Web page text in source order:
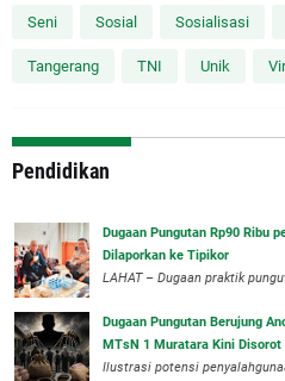
Seni Sosial Sosialisasi
Tangerang TNI Unik
Pendidikan
Dugaan Pungutan Rp90 Ribu
Dilaporkan ke Tipikor
LAHAT – Dugaan praktik
Dugaan Pungutan Berujung
MTsN 1 Muratara Kini Disorot
Ilustrasi potensi